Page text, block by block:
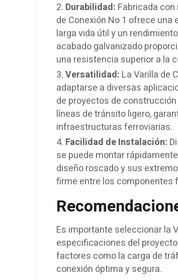
Durabilidad: Fabricada
de Conexión No 1 ofrece
larga vida útil y un
acabado galvanizado
una resistencia superior a la
Versatilidad: La Varilla de
adaptarse a diversas
de proyectos de
líneas de tránsito ligero,
infraestructuras ferroviarias.
Facilidad de Instalación:
se puede montar
diseño roscado y sus
firme entre los componentes
Es importante seleccionar la
especificaciones del
factores como la carga de
conexión óptima y segura.